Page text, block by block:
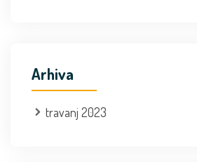
Arhiva
travanj 2023